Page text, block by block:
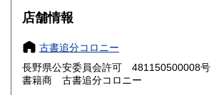
大阪府
奈良県
鳥取県 600円 島根県
店舗情報
古書追分コロニー
長野県公安委員会許可 481150500008号
書籍商 古書追分コロニー